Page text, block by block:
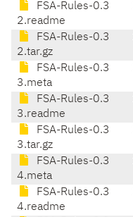
FSA-Rules-0.3
2.readme
FSA-Rules-0.3
2.tar.gz
FSA-Rules-0.3
3.meta
FSA-Rules-0.3
3.readme
FSA-Rules-0.3
3.tar.gz
FSA-Rules-0.3
4.meta
FSA-Rules-0.3
4.readme